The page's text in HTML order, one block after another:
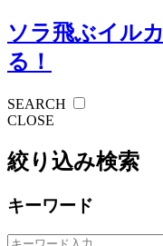
ソラ飛ぶイルカ
る！
SEARCH
CLOSE
絞り込み検索
キーワード